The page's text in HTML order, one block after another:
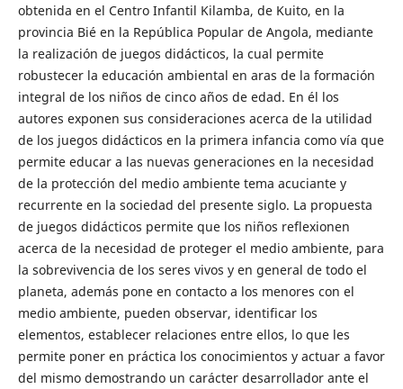
obtenida en el Centro Infantil Kilamba, de Kuito, en la
provincia Bié en la República Popular de Angola, mediante
la realización de juegos didácticos, la cual permite
robustecer la educación ambiental en aras de la formación
integral de los niños de cinco años de edad. En él los
autores exponen sus consideraciones acerca de la utilidad
de los juegos didácticos en la primera infancia como vía que
permite educar a las nuevas generaciones en la necesidad
de la protección del medio ambiente tema acuciante y
recurrente en la sociedad del presente siglo. La propuesta
de juegos didácticos permite que los niños reflexionen
acerca de la necesidad de proteger el medio ambiente, para
la sobrevivencia de los seres vivos y en general de todo el
planeta, además pone en contacto a los menores con el
medio ambiente, pueden observar, identificar los
elementos, establecer relaciones entre ellos, lo que les
permite poner en práctica los conocimientos y actuar a favor
del mismo demostrando un carácter desarrollador ante el